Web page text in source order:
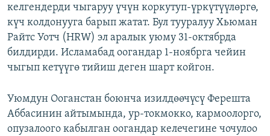
келгендерди чыгаруу үчүн коркутуп-үркүтүүлөргө,
күч колдонууга барып жатат. Бул тууралуу Хьюман
Райтс Уотч (HRW) эл аралык уюму 31-октябрда
билдирди. Исламабад оогандар 1-ноябрга чейин
чыгып кетүүгө тийиш деген шарт койгон.
Уюмдун Ооганстан боюнча изилдөөчүсү Ферешта
Аббасинин айтымында, ур-токмокко, кармоолорго,
опузалоого кабылган оогандар келечегине чочулоо